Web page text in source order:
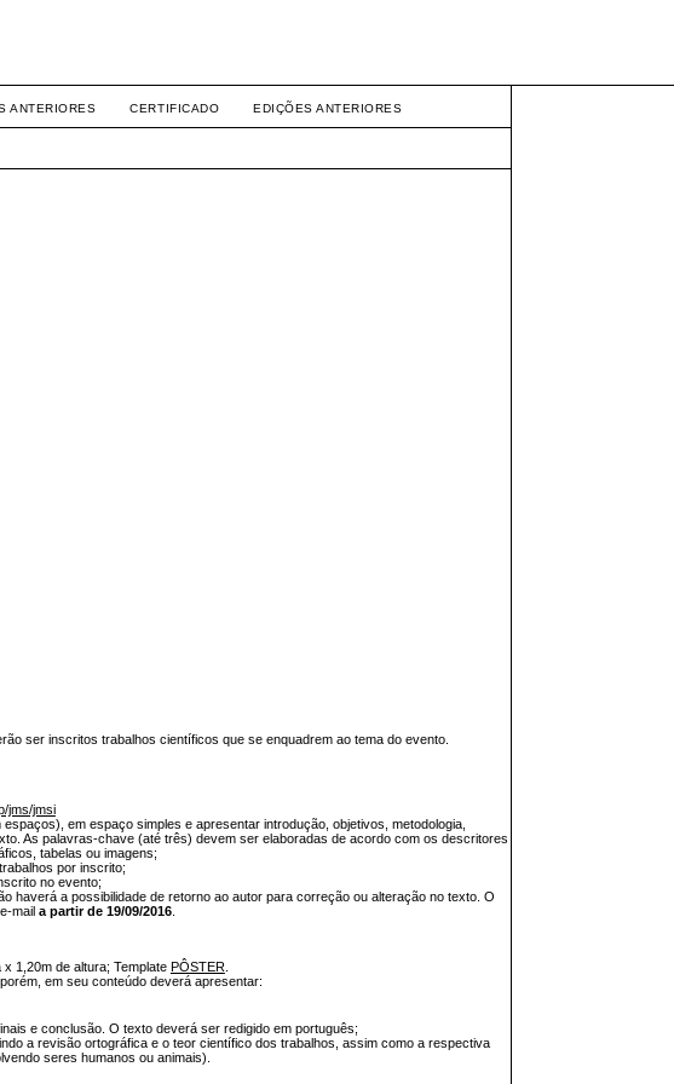
ANTERIORES CERTIFICADO EDIÇÕES ANTERIORES
ser inscritos trabalhos científicos que se enquadrem ao tema do evento.
jms/jmsi
em espaço simples e apresentar introdução, objetivos, metodologia,
As palavras-chave (até três) devem ser elaboradas de acordo com os descritores
tabelas ou imagens;
por inscrito;
no evento;
haverá a possibilidade de retorno ao autor para correção ou alteração no texto. O
mail a partir de 19/09/2016.
1,20m de altura; Template PÔSTER.
em seu conteúdo deverá apresentar:
e conclusão. O texto deverá ser redigido em português;
a revisão ortográfica e o teor científico dos trabalhos, assim como a respectiva
seres humanos ou animais).